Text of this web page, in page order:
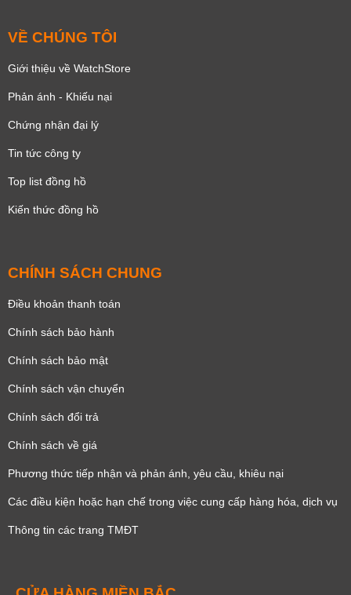
VỀ CHÚNG TÔI
Giới thiệu về WatchStore
Phản ánh - Khiếu nại
Chứng nhận đại lý
Tin tức công ty
Top list đồng hồ
Kiến thức đồng hồ
CHÍNH SÁCH CHUNG
Điều khoản thanh toán
Chính sách bảo hành
Chính sách bảo mật
Chính sách vận chuyển
Chính sách đổi trả
Chính sách về giá
Phương thức tiếp nhận và phản ánh, yêu cầu, khiêu nại
Các điều kiện hoặc hạn chế trong việc cung cấp hàng hóa, dịch vụ
Thông tin các trang TMĐT